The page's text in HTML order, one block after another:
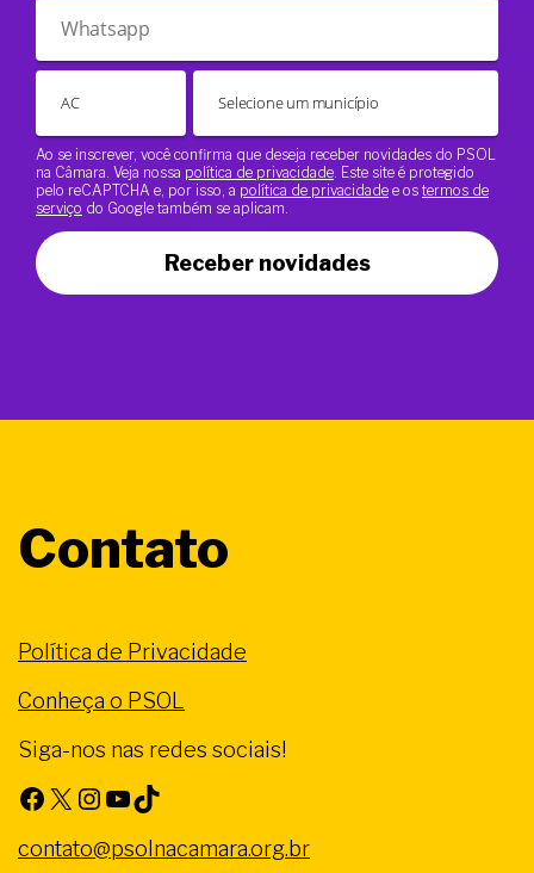
Ao se inscrever, você confirma que deseja receber novidades do PSOL
na Câmara. Veja nossa política de privacidade . Este site é protegido
pelo reCAPTCHA e, por isso, a política de privacidade e os termos de
serviço do Google também se aplicam.
Receber novidades
Contato
Política de Privacidade
Conheça o PSOL
Siga-nos nas redes sociais!
Facebook X Instagram Youtube TikTok
contato@psolnacamara.org.br